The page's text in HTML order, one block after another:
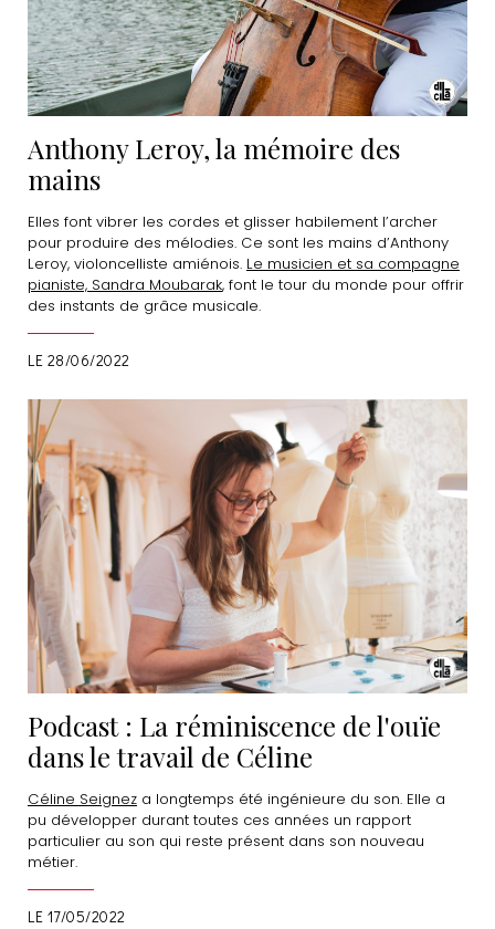
Anthony Leroy, la mémoire des
mains
LE 28/06/2022
Elles font vibrer les cordes et glisser habilement l’archer
pour produire des mélodies. Ce sont les mains d’Anthony
Leroy, violoncelliste amiénois. Le musicien et sa compagne
pianiste, Sandra Moubarak, font le tour du monde pour offrir
des instants de grâce musicale.
Podcast : La réminiscence de l'ouïe
dans le travail de Céline
LE 17/05/2022
Céline Seignez a longtemps été ingénieure du son. Elle a
pu développer durant toutes ces années un rapport
particulier au son qui reste présent dans son nouveau
métier.